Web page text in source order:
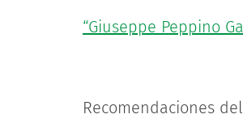
“Giuseppe Peppino
Recomendaciones